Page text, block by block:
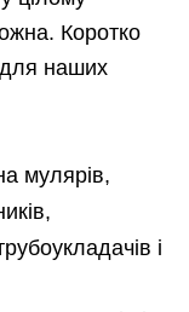
Коротко
для наших
мулярів,
і